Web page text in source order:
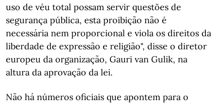
uso de véu total possam servir questões de
segurança pública, esta proibição não é
necessária nem proporcional e viola os direitos da
liberdade de expressão e religião", disse o diretor
europeu da organização, Gauri van Gulik, na
altura da aprovação da lei.
Não há números oficiais que apontem para o